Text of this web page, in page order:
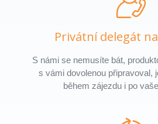
Privátní delegát
S námi se nemusíte bát,
s vámi dovolenou připravoval,
během zájezdu i po